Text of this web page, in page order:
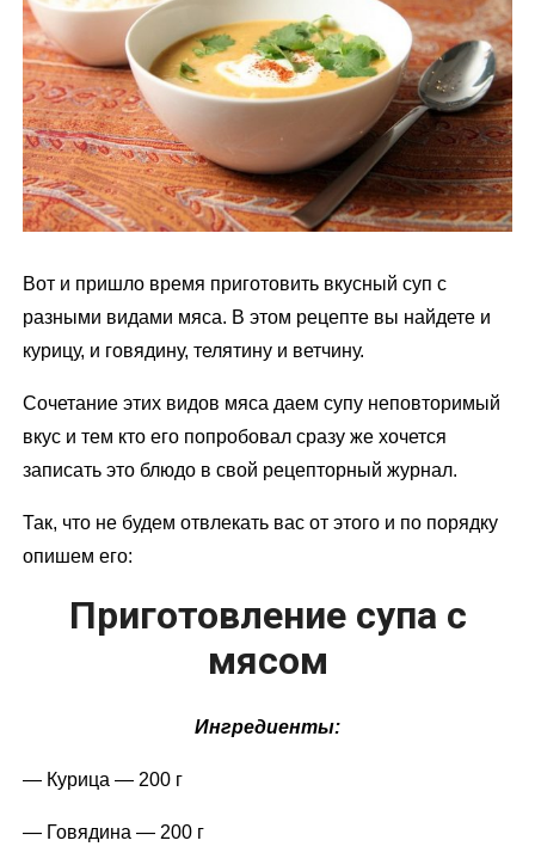
Вот и пришло время приготовить вкусный суп с
разными видами мяса. В этом рецепте вы найдете и
курицу, и говядину, телятину и ветчину.
Сочетание этих видов мяса даем супу неповторимый
вкус и тем кто его попробовал сразу же хочется
записать это блюдо в свой рецепторный журнал.
Так, что не будем отвлекать вас от этого и по порядку
опишем его:
Приготовление супа с
мясом
Ингредиенты:
— Курица — 200 г
— Говядина — 200 г